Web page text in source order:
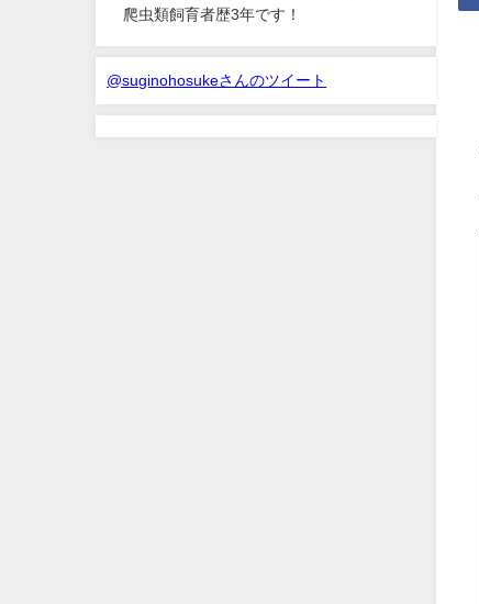
爬虫類飼育者歴3年です！
@suginohosukeさんのツイート